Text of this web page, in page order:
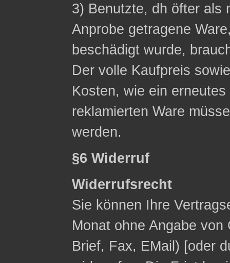
3) Benutzte, dh öfter als
Anprobe getragene
beschädigt wurde,
Der volle Kaufpreis
Kosten, wie ein
reklamierten Ware
werden.
§6 Widerruf
Widerrufsrecht
Sie können Ihre
Monat ohne Angabe
Brief, Fax, E­Mail) [oder